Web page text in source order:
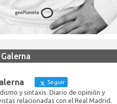
Seguir
y sintaxis. Diario de opinión y
relacionadas con el Real Madrid.